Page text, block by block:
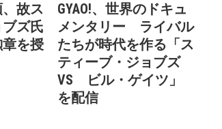
故ス
ズ氏
を授
GYAO!、世界のドキュ
メンタリー ライバル
たちが時代を作る「ス
ティーブ・ジョブズ
VS ビル・ゲイツ」
を配信